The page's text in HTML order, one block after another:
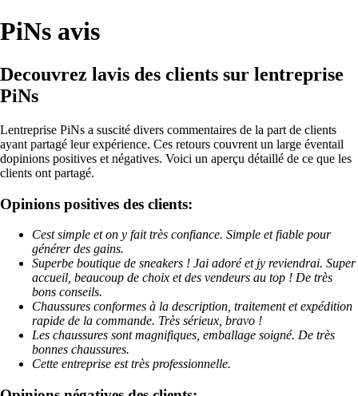
PiNs avis
Decouvrez lavis des clients sur lentreprise
PiNs
Lentreprise PiNs a suscité divers commentaires de la part de clients
ayant partagé leur expérience. Ces retours couvrent un large éventail
dopinions positives et négatives. Voici un aperçu détaillé de ce que les
clients ont partagé.
Opinions positives des clients:
Cest simple et on y fait très confiance. Simple et fiable pour
générer des gains.
Superbe boutique de sneakers ! Jai adoré et jy reviendrai. Super
accueil, beaucoup de choix et des vendeurs au top ! De très
bons conseils.
Chaussures conformes à la description, traitement et expédition
rapide de la commande. Très sérieux, bravo !
Les chaussures sont magnifiques, emballage soigné. De très
bonnes chaussures.
Cette entreprise est très professionnelle.